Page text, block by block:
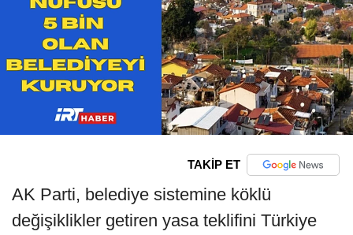
TAKİP ET
AK Parti, belediye sistemine köklü
değişiklikler getiren yasa teklifini Türkiye